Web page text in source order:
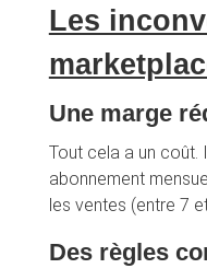
Les
Une marge
Tout cela a un coût.
abonnement
les ventes (entre 7
Des règles